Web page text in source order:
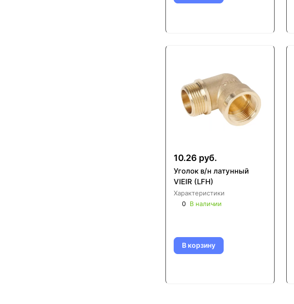
10.26 руб.
Уголок в/н латунный
VIEIR (LFH)
Характеристики
0 В наличии
В корзину